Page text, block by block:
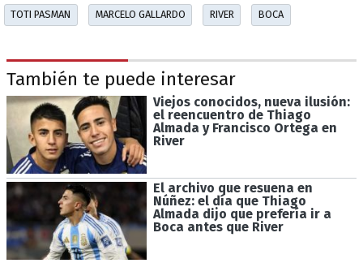
TOTI PASMAN MARCELO GALLARDO RIVER BOCA
También te puede interesar
Viejos conocidos, nueva ilusión:
el reencuentro de Thiago
Almada y Francisco Ortega en
River
El archivo que resuena en
Núñez: el día que Thiago
Almada dijo que prefería ir a
Boca antes que River